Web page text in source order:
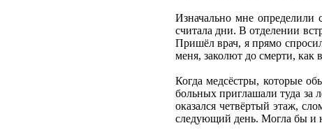
Изначально мне
считала дни. В отделении
Пришёл врач, я прямо
меня, заколют до смерти, как
Когда медсёстры, которые
больных приглашали туда за
оказался четвёртый этаж,
следующий день. Могла бы и